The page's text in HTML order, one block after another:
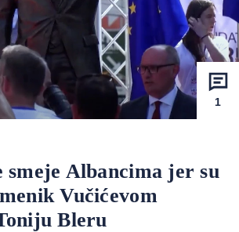
1
smeje Albancima jer su
Vučićevom
Bleru